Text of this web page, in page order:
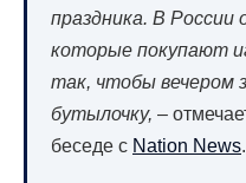
праздника. В России
которые покупают
так, чтобы вечером
бутылочку, –
беседе с Nation News.